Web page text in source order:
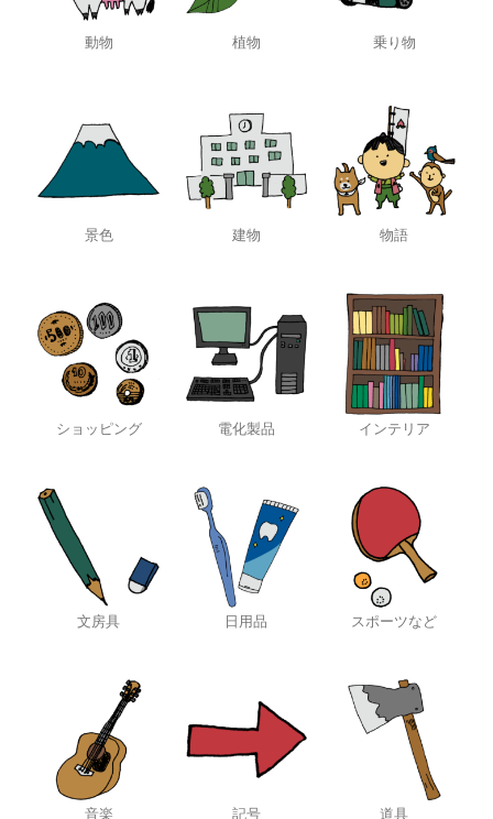
動物 植物 乗り物
景色 建物 物語
ショッピング 電化製品 インテリア
文房具 日用品 スポーツなど
音楽 記号 道具